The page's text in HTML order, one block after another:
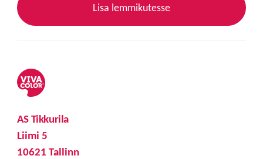
Lisa lemmikutesse
AS Tikkurila
Liimi 5
10621 Tallinn